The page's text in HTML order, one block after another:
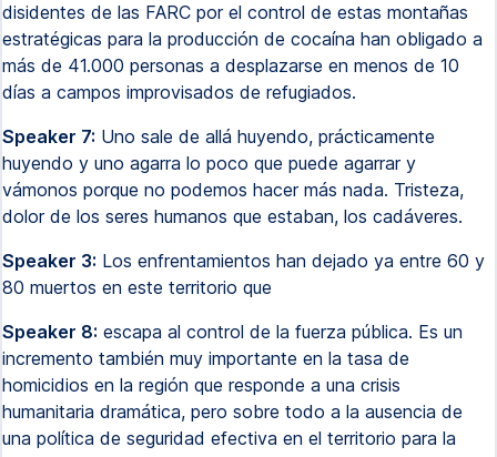
disidentes de las FARC por el control de estas montañas
estratégicas para la producción de cocaína han obligado a
más de 41.000 personas a desplazarse en menos de 10
días a campos improvisados de refugiados.
Speaker 7: Uno sale de allá huyendo, prácticamente
huyendo y uno agarra lo poco que puede agarrar y
vámonos porque no podemos hacer más nada. Tristeza,
dolor de los seres humanos que estaban, los cadáveres.
Speaker 3: Los enfrentamientos han dejado ya entre 60 y
80 muertos en este territorio que
Speaker 8: escapa al control de la fuerza pública. Es un
incremento también muy importante en la tasa de
homicidios en la región que responde a una crisis
humanitaria dramática, pero sobre todo a la ausencia de
una política de seguridad efectiva en el territorio para la